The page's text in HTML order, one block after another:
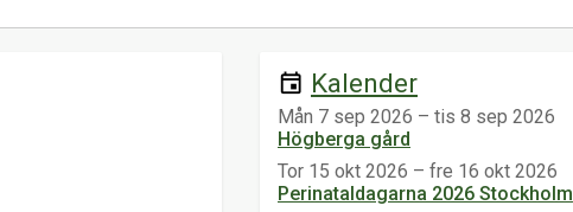
event Kalender
Mån 7 sep 2026 – tis 8 sep 2026
Högberga gård
Tor 15 okt 2026 – fre 16 okt 2026
Perinataldagarna 2026 Stockholm